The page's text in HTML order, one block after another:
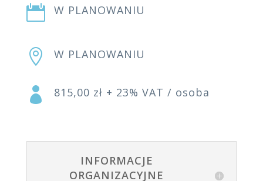
 W PLANOWANIU
 W PLANOWANIU
 815,00 zł + 23% VAT / osoba
INFORMACJE
ORGANIZACYJNE